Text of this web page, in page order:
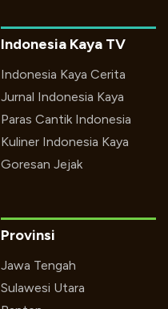
Indonesia Kaya TV
Indonesia Kaya Cerita
Jurnal Indonesia Kaya
Paras Cantik Indonesia
Kuliner Indonesia Kaya
Goresan Jejak
Provinsi
Jawa Tengah
Sulawesi Utara